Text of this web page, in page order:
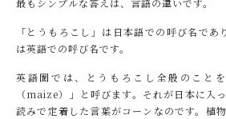
最もシンプルな答えは、言語の違いです。
「とうもろこし」は日本語での呼び名で
は英語での呼び名です。
英語圏では、とうもろこし全般のこと
（maize）」と呼びます。それが日本に入
読みで定着した言葉がコーンなのです。植